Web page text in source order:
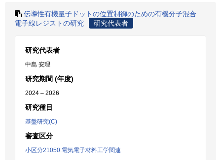
伝導性有機量子ドットの位置制御のための有機分子混合
電子線レジストの研究
研究代表者
研究代表者
中島 安理
研究期間 (年度)
2024 – 2026
研究種目
基盤研究(C)
審査区分
小区分21050:電気電子材料工学関連